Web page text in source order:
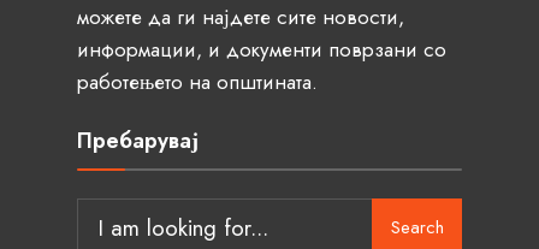
можете да ги најдете сите новости,
информации, и документи поврзани со
работењето на општината.
Пребарувај
Search